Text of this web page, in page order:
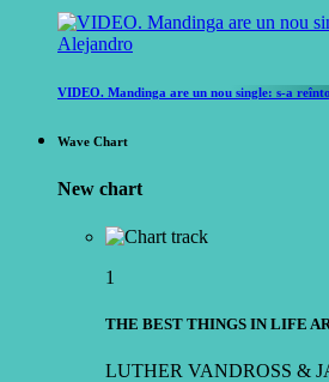
VIDEO. Mandinga are un nou single: s-a
Wave Chart
New chart
1
THE BEST THINGS IN LIFE
LUTHER VANDROSS &